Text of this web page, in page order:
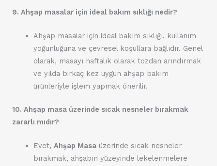
9. Ahşap masalar için ideal bakım sıklığı nedir?
Ahşap masalar için ideal bakım sıklığı, kullanım
yoğunluğuna ve çevresel koşullara bağlıdır. Genel
olarak, masayı haftalık olarak tozdan arındırmak
ve yılda birkaç kez uygun ahşap bakım
ürünleriyle işlem yapmak önerilir.
10. Ahşap masa üzerinde sıcak nesneler bırakmak
zararlı mıdır?
Evet, Ahşap Masaüzerinde sıcak nesneler
bırakmak, ahşabın yüzeyinde lekelenmelere